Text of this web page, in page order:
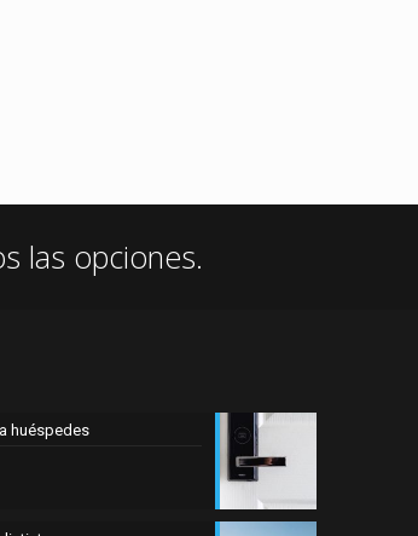
las opciones.
huéspedes